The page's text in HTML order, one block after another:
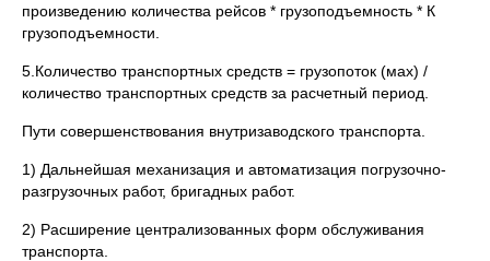
произведению количества рейсов * грузоподъемность * К
грузоподъемности.
5.Количество транспортных средств = грузопоток (мах) /
количество транспортных средств за расчетный период.
Пути совершенствования внутризаводского транспорта.
1) Дальнейшая механизация и автоматизация погрузочно-
разгрузочных работ, бригадных работ.
2) Расширение централизованных форм обслуживания
транспорта.